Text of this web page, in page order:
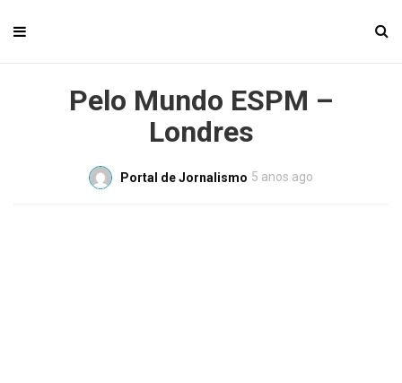
Pelo Mundo ESPM –
Londres
Portal de Jornalismo 5 anos ago